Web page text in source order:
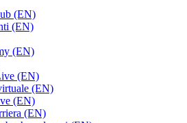
(EN)
(EN)
(EN)
(EN)
(EN)
(EN)
(EN)